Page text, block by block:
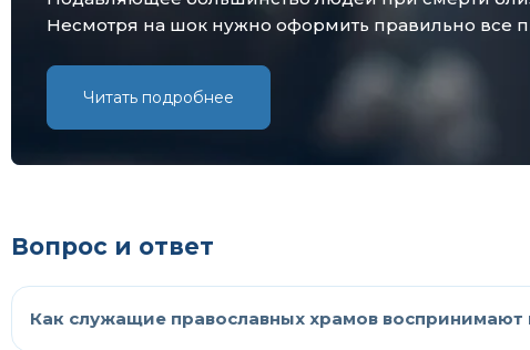
Несмотря на шок нужно оформить правильно все
Читать подробнее
Вопрос и ответ
Как служащие православных храмов воспринимают